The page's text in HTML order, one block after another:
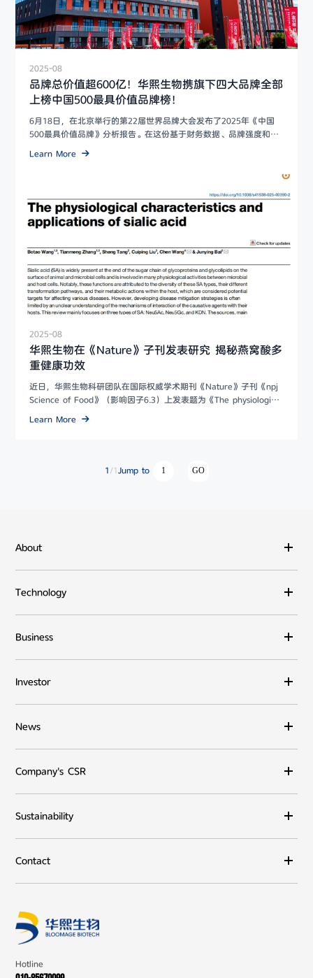
2025-08
品牌总价值超600亿！华熙生物携旗下四大品牌全部
上榜中国500最具价值品牌榜！
6月18日，在北京举行的第22届世界品牌大会发布了2025年《中国
500最具价值品牌》分析报告。在这份基于财务数据、品牌强度和消
费者行...
Learn More
2025-08
华熙生物在《Nature》子刊发表研究 揭秘燕窝酸多
重健康功效
近日，华熙生物科研团队在国际权威学术期刊《Nature》子刊《npj
Science of Food》（影响因子6.3）上发表题为《The physiological
char...
Learn More
1/1Jump to GO
About
Technology
Business
Investor
News
Company's CSR
Sustainability
Contact
Hotline